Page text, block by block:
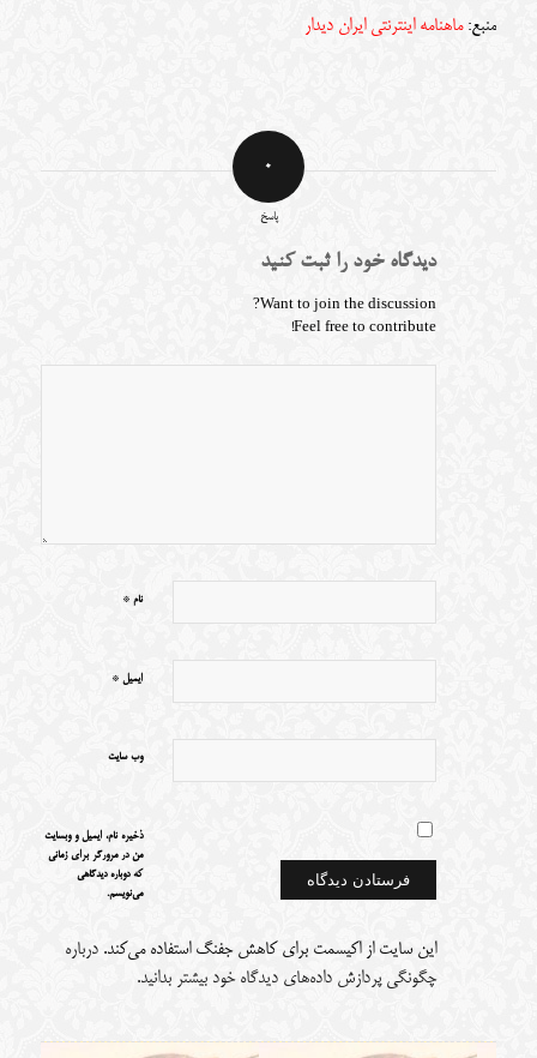
منبع:ماهنامه اینترنتی ایران دیدار
0
پاسخ
دیدگاه خود را ثبت کنید
Want to join the discussion?
Feel free to contribute!
نام *
ایمیل *
وب‌ سایت
ذخیره نام، ایمیل و وبسایت
من در مرورگر برای زمانی
که دوباره دیدگاهی
می‌نویسم.
این سایت از اکیسمت برای کاهش جفنگ استفاده می‌کند. درباره
چگونگی پردازش داده‌های دیدگاه خود بیشتر بدانید.